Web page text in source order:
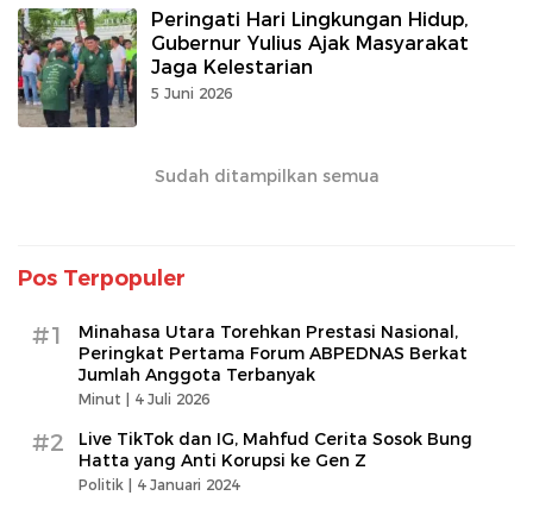
Peringati Hari Lingkungan Hidup,
Gubernur Yulius Ajak Masyarakat
Jaga Kelestarian
5 Juni 2026
Sudah ditampilkan semua
Pos Terpopuler
#1
Minahasa Utara Torehkan Prestasi Nasional,
Peringkat Pertama Forum ABPEDNAS Berkat
Jumlah Anggota Terbanyak
Minut | 4 Juli 2026
#2
Live TikTok dan IG, Mahfud Cerita Sosok Bung
Hatta yang Anti Korupsi ke Gen Z
Politik | 4 Januari 2024